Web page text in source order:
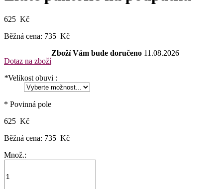
625 Kč
Běžná cena: 735 Kč
Dotaz na zboží
Zboží Vám bude doručeno 11.08.2026
*Velikost obuvi :
* Povinná pole
625 Kč
Běžná cena: 735 Kč
Množ.: